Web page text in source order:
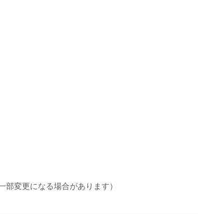
部変更になる場合があります）